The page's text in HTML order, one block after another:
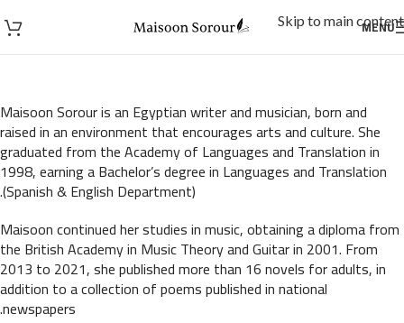
Skip to main content
MENU
Maisoon Sorour is an Egyptian writer and musician, born and
raised in an environment that encourages arts and culture. She
graduated from the Academy of Languages and Translation in
1998, earning a Bachelor’s degree in Languages and Translation
(Spanish & English Department).
Maisoon continued her studies in music, obtaining a diploma from
the British Academy in Music Theory and Guitar in 2001. From
2013 to 2021, she published more than 16 novels for adults, in
addition to a collection of poems published in national
newspapers.